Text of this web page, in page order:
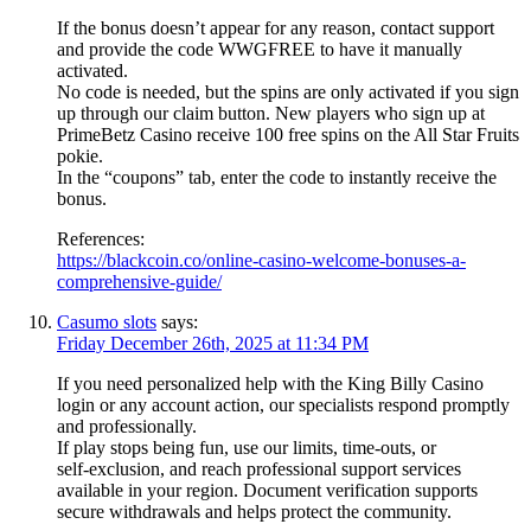
If the bonus doesn’t appear for any reason, contact support
and provide the code WWGFREE to have it manually
activated.
No code is needed, but the spins are only activated if you sign
up through our claim button. New players who sign up at
PrimeBetz Casino receive 100 free spins on the All Star Fruits
pokie.
In the “coupons” tab, enter the code to instantly receive the
bonus.
References:
https://blackcoin.co/online-casino-welcome-bonuses-a-
comprehensive-guide/
Casumo slots says:
Friday December 26th, 2025 at 11:34 PM
If you need personalized help with the King Billy Casino
login or any account action, our specialists respond promptly
and professionally.
If play stops being fun, use our limits, time‑outs, or
self‑exclusion, and reach professional support services
available in your region. Document verification supports
secure withdrawals and helps protect the community.